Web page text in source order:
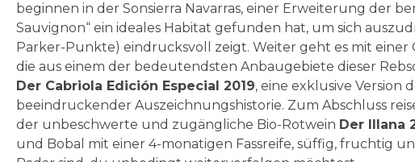
beginnen in der Sonsierra Navarras, einer Erweiterung der
Sauvignon“ ein ideales Habitat gefunden hat, um sich
Parker-Punkte) eindrucksvoll zeigt. Weiter geht es mit
die aus einem der bedeutendsten Anbaugebiete dieser
Der Cabriola Edición Especial 2019, eine exklusive Version
beeindruckender Auszeichnungshistorie. Zum Abschluss
der unbeschwerte und zugängliche Bio-Rotwein Der Illana
und Bobal mit einer 4-monatigen Fassreife, süffig, fruchtig